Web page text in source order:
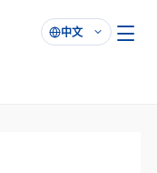

中文